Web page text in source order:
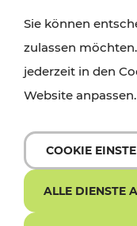
Sie können
zulassen
jederzeit in den
Website anpassen.
COOKIE
ALLE DIENSTE